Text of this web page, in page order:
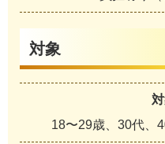
対象
18〜29歳、30代、